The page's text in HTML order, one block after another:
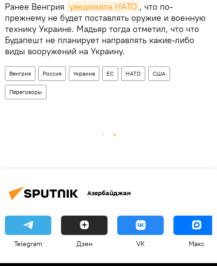
Ранее Венгрия уведомила НАТО , что по-
прежнему не будет поставлять оружие и военную
технику Украине. Мадьяр тогда отметил, что что
Будапешт не планирует направлять какие-либо
виды вооружений на Украину.
Венгрия Россия Украина ЕС НАТО США
Переговоры
Азербайджан
Telegram Дзен VK Макс